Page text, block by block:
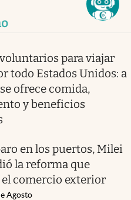
para viajar
todo Estados Unidos: a
ofrece comida,
y beneficios
en los puertos, Milei
la reforma que
comercio exterior
Agosto